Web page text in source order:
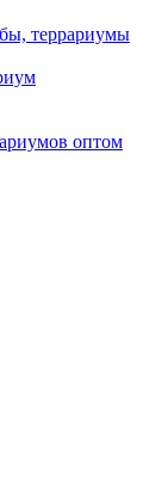
террариумы
оптом